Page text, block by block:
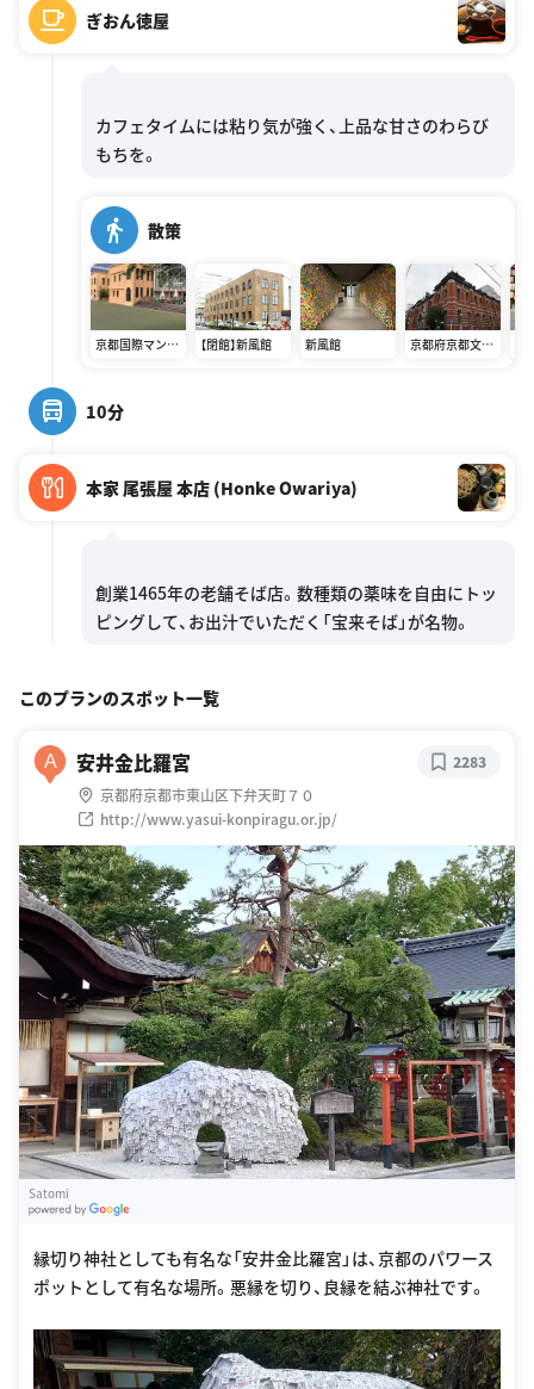
ぎおん徳屋
カフェタイムには粘り気が強く、上品な甘さのわらび
散策
京都国際マンガ
【閉館】新風館 新風館
京都府京都文化
10分
本家 尾張屋 本店 (Honke Owariya)
創業1465年の老舗そば店。数種類の薬味を自由にトッ
このプランのスポット一覧
A 安井金比羅宮
京都府京都市東山区下弁天町７０
http://www.yasui-konpiragu.or.jp/
2283
Satomi
縁切り神社としても有名な「安井金比羅宮」は、京都のパワース
ポットとして有名な場所。悪縁を切り、良縁を結ぶ神社です。